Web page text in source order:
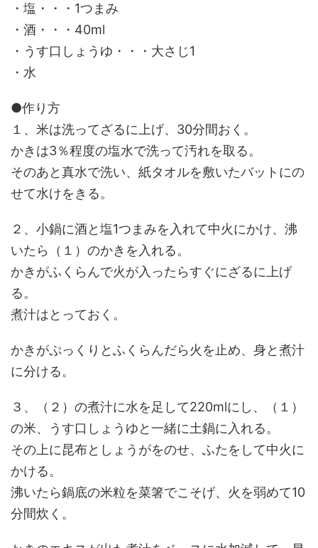
・塩・・・1つまみ
・酒・・・40ml
・うす口しょうゆ・・・大さじ1
・水
●作り方
１、米は洗ってざるに上げ、30分間おく。
かきは3％程度の塩水で洗って汚れを取る。
そのあと真水で洗い、紙タオルを敷いたバットにの
せて水けをきる。
２、小鍋に酒と塩1つまみを入れて中火にかけ、沸
いたら（１）のかきを入れる。
かきがふくらんで火が入ったらすぐにざるに上げ
る。
煮汁はとっておく。
かきがぷっくりとふくらんだら火を止め、身と煮汁
に分ける。
３、（２）の煮汁に水を足して220mlにし、（１）
の米、うす口しょうゆと一緒に土鍋に入れる。
その上に昆布としょうがをのせ、ふたをして中火に
かける。
沸いたら鍋底の米粒を菜箸でこそげ、火を弱めて10
分間炊く。